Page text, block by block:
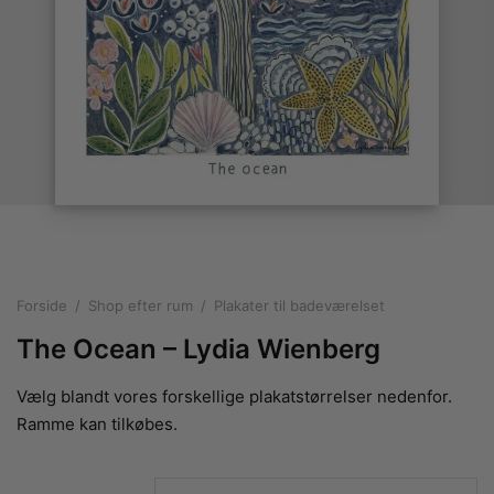
Forside / Shop efter rum / Plakater til badeværelset
The Ocean – Lydia Wienberg
Vælg blandt vores forskellige plakatstørrelser nedenfor.
Ramme kan tilkøbes.
plakater
i pastelfarver
plakater
til sommerhuset
med kvinder